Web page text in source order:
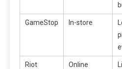
GameStop In-store
Riot
Online